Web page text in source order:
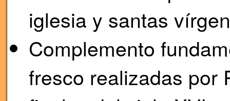
iglesia y santas
Complemento
fresco realizadas por